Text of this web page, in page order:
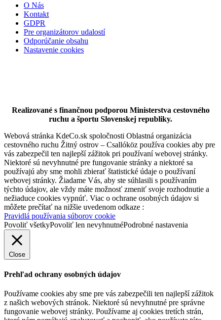
Slovakia Ring
O Nás
Kontakt
GDPR
Pre organizátorov udalostí
Odporúčanie obsahu
Nastavenie cookies
Realizované s finančnou podporou Ministerstva cestovného
ruchu a športu Slovenskej republiky.
Webová stránka KdeCo.sk spoločnosti Oblastná organizácia
cestovného ruchu Žitný ostrov – Csallóköz používa cookies aby pre
vás zabezpečil ten najlepší zážitok pri používaní webovej stránky.
Niektoré sú nevyhnutné pre fungovanie stránky a niektoré sa
používajú aby sme mohli zbierať štatistické údaje o používaní
webovej stránky. Žiadame Vás, aby ste súhlasili s používaním
týchto údajov, ale vždy máte možnosť zmeniť svoje rozhodnutie a
nežiaduce cookies vypnúť. Viac o ochrane osobných údajov si
môžete prečítať na nižšie uvedenom odkaze :
Pravidlá používania súborov cookie
Povoliť všetkyPovoliť len nevyhnutnéPodrobné nastavenia
Close
Prehľad ochrany osobných údajov
Používame cookies aby sme pre vás zabezpečili ten najlepší zážitok
z našich webových stránok. Niektoré sú nevyhnutné pre správne
fungovanie webovej stránky. Používame aj cookies tretích strán,